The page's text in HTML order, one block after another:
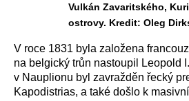
Vulkán Zavaritského,
ostrovy. Kredit: Oleg
V roce 1831 byla založena
na belgický trůn nastoupil Leopold
v Nauplionu byl zavražděn řecký
Kapodistrias, a také došlo k